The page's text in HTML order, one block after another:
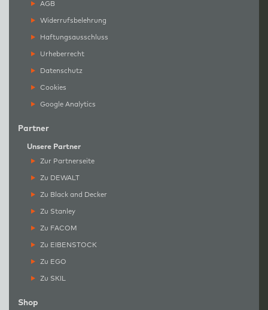
AGB
Widerrufsbelehrung
Haftungsausschluss
Urheberrecht
Datenschutz
Cookies
Google Analytics
Partner
Unsere Partner
Zur Partnerseite
Zu DEWALT
Zu Black and Decker
Zu Stanley
Zu FACOM
Zu EIBENSTOCK
Zu EGO
Zu SKIL
Shop